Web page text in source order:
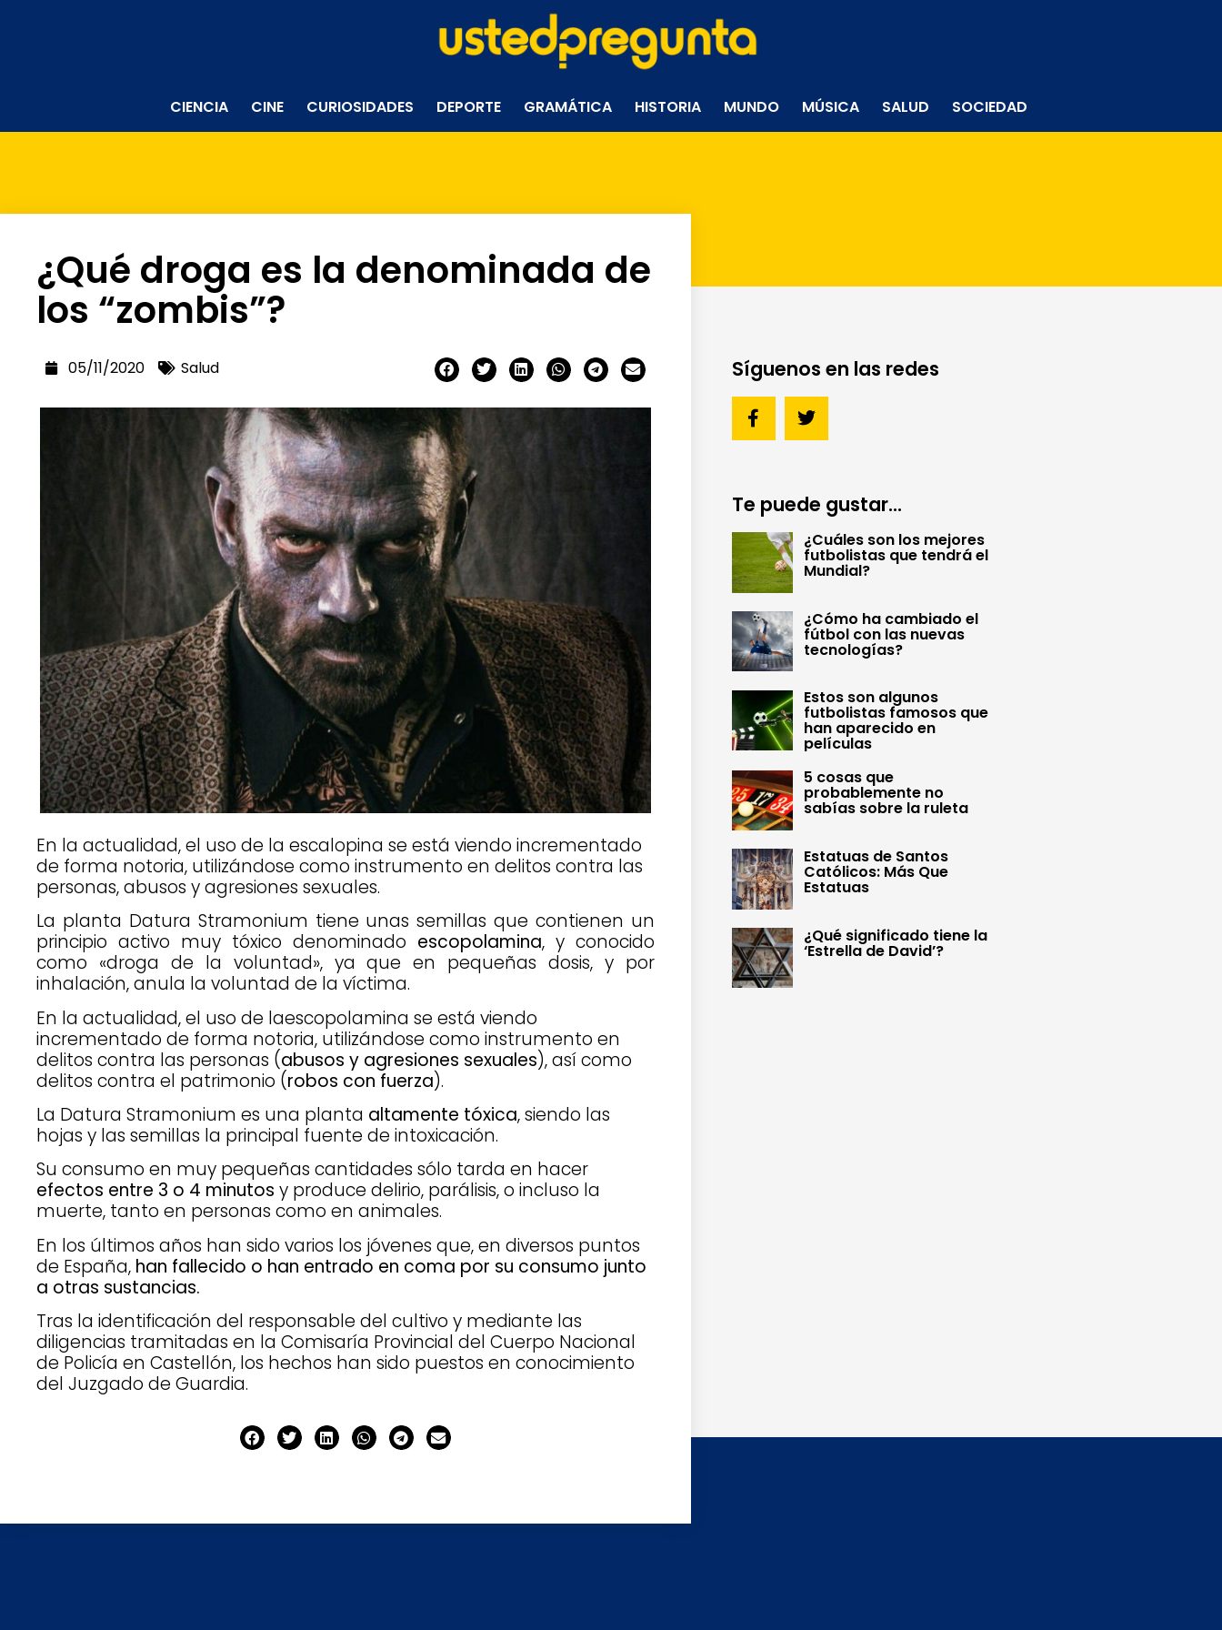
CIENCIA CINE CURIOSIDADES DEPORTE GRAMÁTICA HISTORIA MUNDO MÚSICA SALUD SOCIEDAD
¿Qué droga es la denominada de
los “zombis”?
05/11/2020 Salud
En la actualidad, el uso de la escalopina se está viendo incrementado
de forma notoria, utilizándose como instrumento en delitos contra las
personas, abusos y agresiones sexuales.
La planta Datura Stramonium tiene unas semillas que contienen un
principio activo muy tóxico denominado escopolamina, y conocido
como «droga de la voluntad», ya que en pequeñas dosis, y por
inhalación, anula la voluntad de la víctima.
En la actualidad, el uso de laescopolamina se está viendo
incrementado de forma notoria, utilizándose como instrumento en
delitos contra las personas (abusos y agresiones sexuales), así como
delitos contra el patrimonio (robos con fuerza).
La Datura Stramonium es una planta altamente tóxica, siendo las
hojas y las semillas la principal fuente de intoxicación.
Su consumo en muy pequeñas cantidades sólo tarda en hacer
efectos entre 3 o 4 minutos y produce delirio, parálisis, o incluso la
muerte, tanto en personas como en animales.
En los últimos años han sido varios los jóvenes que, en diversos puntos
de España, han fallecido o han entrado en coma por su consumo junto
a otras sustancias.
Tras la identificación del responsable del cultivo y mediante las
diligencias tramitadas en la Comisaría Provincial del Cuerpo Nacional
de Policía en Castellón, los hechos han sido puestos en conocimiento
del Juzgado de Guardia.
Síguenos en las redes
Te puede gustar...
¿Cuáles son los mejores
futbolistas que tendrá el
Mundial?
¿Cómo ha cambiado el
fútbol con las nuevas
tecnologías?
Estos son algunos
futbolistas famosos que
han aparecido en
películas
5 cosas que
probablemente no
sabías sobre la ruleta
Estatuas de Santos
Católicos: Más Que
Estatuas
¿Qué significado tiene la
‘Estrella de David’?